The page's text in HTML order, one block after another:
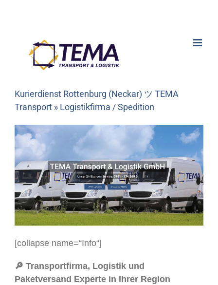
Kurierdienst Rottenburg (Neckar) ツ TEMA
Transport » Logistikfirma / Spedition
[collapse name=“Info“]
🔎 Transportfirma, Logistik und
Paketversand Experte in Ihrer Region